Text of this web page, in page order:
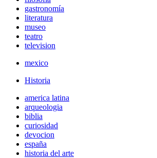
gastronomía
literatura
museo
teatro
television
mexico
Historia
america latina
arqueologia
biblia
curiosidad
devocion
españa
historia del arte